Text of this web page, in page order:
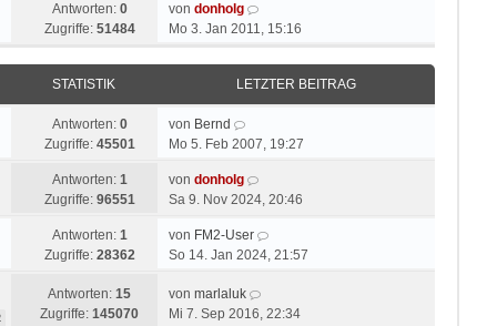
Antworten: 0
Zugriffe: 51484
von donholg
Mo 3. Jan 2011, 15:16
STATISTIK LETZTER BEITRAG
Antworten: 0
Zugriffe: 45501
von Bernd
Mo 5. Feb 2007, 19:27
Antworten: 1
Zugriffe: 96551
von donholg
Sa 9. Nov 2024, 20:46
Antworten: 1
Zugriffe: 28362
von FM2-User
So 14. Jan 2024, 21:57
Antworten:15
Zugriffe:145070
von marlaluk
Mi 7. Sep 2016, 22:34